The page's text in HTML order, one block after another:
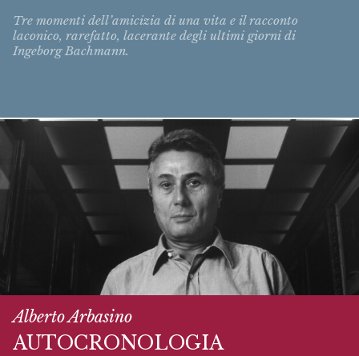
Tre momenti dell’amicizia di una vita e il racconto
laconico, rarefatto, lacerante degli ultimi giorni di
Ingeborg Bachmann.
Alberto Arbasino
AUTOCRONOLOGIA